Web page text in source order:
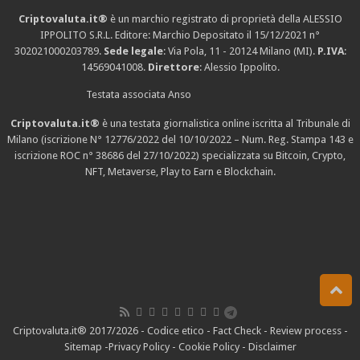
Criptovaluta.it® è un marchio registrato di proprietà della ALESSIO
IPPOLITO S.R.L. Editore: Marchio Depositato il 15/12/2021 n°
302021000203789. Sede legale: Via Pola, 11 - 20124 Milano (MI). P.IVA:
14569041008. Direttore: Alessio Ippolito.
Testata associata Anso
Criptovaluta.it® è una testata giornalistica online iscritta al Tribunale di
Milano (iscrizione N° 12776/2022 del 10/10/2022 – Num. Reg. Stampa 143 e
iscrizione ROC n° 38686 del 27/10/2022) specializzata su Bitcoin, Crypto,
NFT, Metaverse, Play to Earn e Blockchain.
Criptovaluta.it® 2017/2026 - Codice etico - Fact Check- Review process-
Sitemap -Privacy Policy- Cookie Policy- Disclaimer